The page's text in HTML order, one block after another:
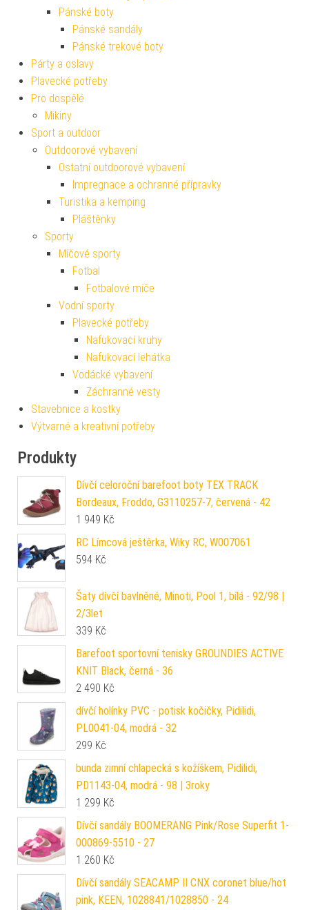
Pánské boty
Pánské sandály
Pánské trekové boty
Párty a oslavy
Plavecké potřeby
Pro dospělé
Mikiny
Sport a outdoor
Outdoorové vybavení
Ostatní outdoorové vybavení
Impregnace a ochranné přípravky
Turistika a kemping
Pláštěnky
Sporty
Míčové sporty
Fotbal
Fotbalové míče
Vodní sporty
Plavecké potřeby
Nafukovací kruhy
Nafukovací lehátka
Vodácké vybavení
Záchranné vesty
Stavebnice a kostky
Výtvarné a kreativní potřeby
Produkty
Dívčí celoroční barefoot boty TEX TRACK
Bordeaux, Froddo, G3110257-7, červená - 42
1 949 Kč
RC Límcová ještěrka, Wiky RC, W007061
594 Kč
Šaty dívčí bavlněné, Minoti, Pool 1, bílá - 92/98 |
2/3let
339 Kč
Barefoot sportovní tenisky GROUNDIES ACTIVE
KNIT Black, černá - 36
2 490 Kč
dívčí holínky PVC - potisk kočičky, Pidilidi,
PL0041-04, modrá - 32
299 Kč
bunda zimní chlapecká s kožíškem, Pidilidi,
PD1143-04, modrá - 98 | 3roky
1 299 Kč
Dívčí sandály BOOMERANG Pink/Rose Superfit 1-
000869-5510 - 27
1 260 Kč
Dívčí sandály SEACAMP II CNX coronet blue/hot
pink, KEEN, 1028841/1028850 - 24